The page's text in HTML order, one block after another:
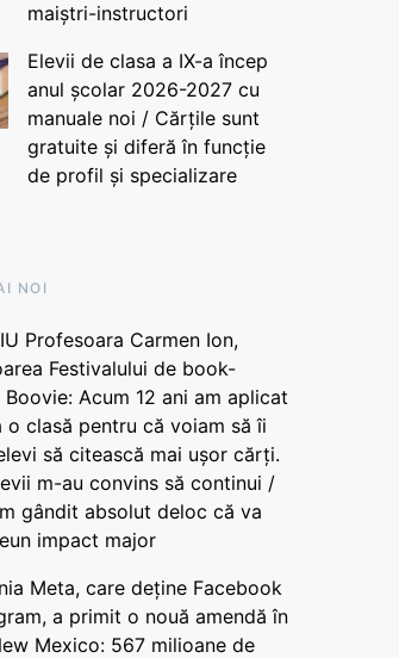
maiștri-instructori
Elevii de clasa a IX-a încep
anul școlar 2026-2027 cu
manuale noi / Cărțile sunt
gratuite și diferă în funcție
de profil și specializare
NOI
Profesoara Carmen Ion,
Festivalului de book-
Acum 12 ani am aplicat
o clasă pentru că voiam să îi
să citească mai ușor cărți.
m-au convins să continui /
gândit absolut deloc că va
impact major
Meta, care deține Facebook
a primit o nouă amendă în
Mexico: 567 milioane de